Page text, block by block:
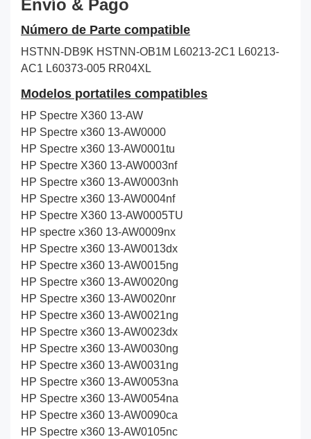
Envío & Pago
Número de Parte compatible
HSTNN-DB9K HSTNN-OB1M L60213-2C1 L60213-
AC1 L60373-005 RR04XL
Modelos portatiles compatibles
HP Spectre X360 13-AW
HP Spectre x360 13-AW0000
HP Spectre x360 13-AW0001tu
HP Spectre X360 13-AW0003nf
HP Spectre x360 13-AW0003nh
HP Spectre x360 13-AW0004nf
HP Spectre X360 13-AW0005TU
HP spectre x360 13-AW0009nx
HP Spectre x360 13-AW0013dx
HP Spectre x360 13-AW0015ng
HP Spectre x360 13-AW0020ng
HP Spectre x360 13-AW0020nr
HP Spectre x360 13-AW0021ng
HP Spectre x360 13-AW0023dx
HP Spectre x360 13-AW0030ng
HP Spectre x360 13-AW0031ng
HP Spectre x360 13-AW0053na
HP Spectre x360 13-AW0054na
HP Spectre x360 13-AW0090ca
HP Spectre x360 13-AW0105nc